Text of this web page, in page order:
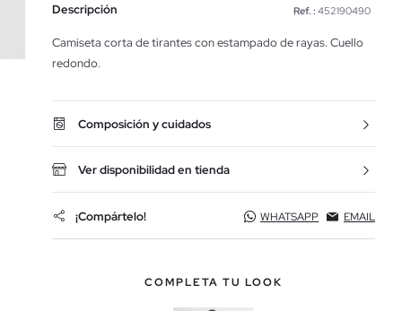
Descripción Ref. : 452190490
Camiseta corta de tirantes con estampado de rayas. Cuello
redondo.
Composición y cuidados
Ver disponibilidad en tienda
¡Compártelo! WHATSAPP EMAIL
COMPLETA TU LOOK